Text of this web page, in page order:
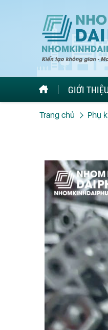
GIỚI
Trang chủ Phụ